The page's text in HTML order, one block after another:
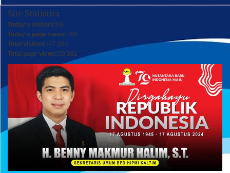
Site Statistics
Today's visitors:66
Today's page views: :66
Total visitors :47,084
Total page views:50,381